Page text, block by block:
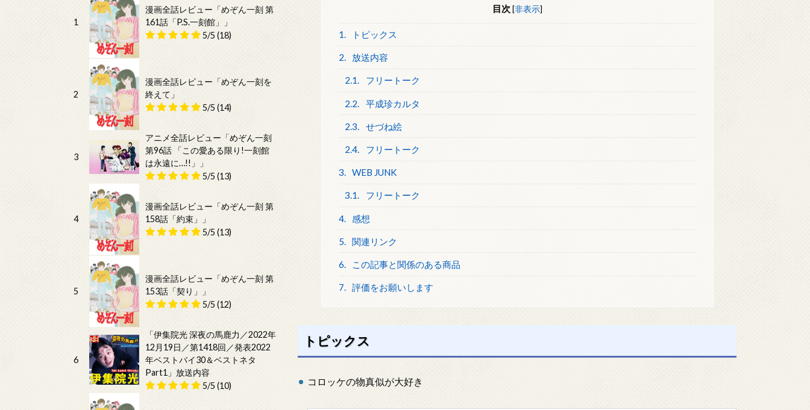
目次 [非表示]
1. トピックス
2. 放送内容
2.1. フリートーク
2.2. 平成珍カルタ
2.3. せづね絵
2.4. フリートーク
3. WEB JUNK
3.1. フリートーク
4. 感想
5. 関連リンク
6. この記事と関係のある商品
7. 評価をお願いします
トピックス
コロッケの物真似が大好き
1
漫画全話レビュー「めぞん一刻 第
161話「P.S.一刻館」」
5/5 (18)
2
漫画全話レビュー「めぞん一刻を
終えて」
5/5 (14)
3
アニメ全話レビュー「めぞん一刻
第96話 「この愛ある限り!一刻館
は永遠に…!!」」
5/5 (13)
4
漫画全話レビュー「めぞん一刻 第
158話「約束」」
5/5 (13)
5
漫画全話レビュー「めぞん一刻 第
153話「契り」」
5/5 (12)
6
「伊集院光 深夜の馬鹿力／2022年
12月19日／第1418回／発表2022
年ベストバイ30＆ベストネタ
Part1」放送内容
5/5 (10)